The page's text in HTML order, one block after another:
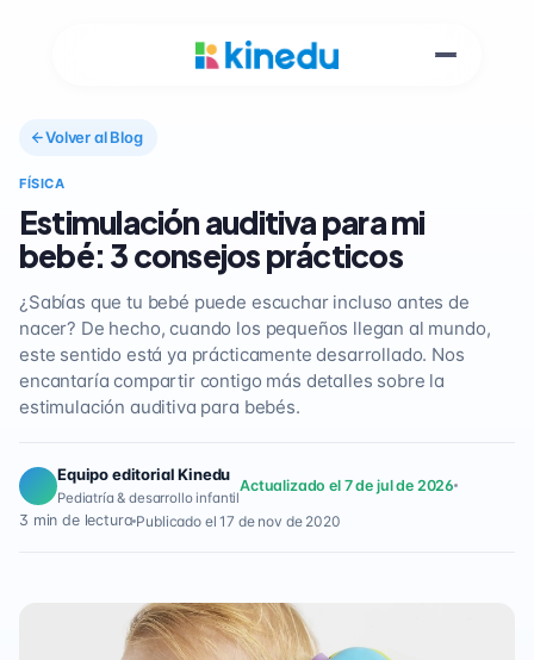
Volver al Blog
FÍSICA
Estimulación auditiva para mi
bebé: 3 consejos prácticos
¿Sabías que tu bebé puede escuchar incluso antes de
nacer? De hecho, cuando los pequeños llegan al mundo,
este sentido está ya prácticamente desarrollado. Nos
encantaría compartir contigo más detalles sobre la
estimulación auditiva para bebés.
Equipo editorial Kinedu
Pediatría & desarrollo infantil
Actualizado el 7 de jul de 2026
3 min de lectura Publicado el 17 de nov de 2020